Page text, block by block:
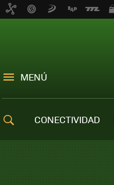
MENÚ
CONECTIVIDAD